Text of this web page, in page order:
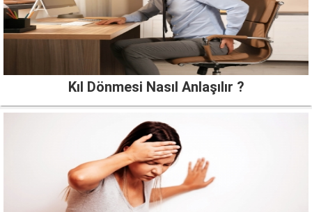
Kıl Dönmesi Nasıl Anlaşılır ?